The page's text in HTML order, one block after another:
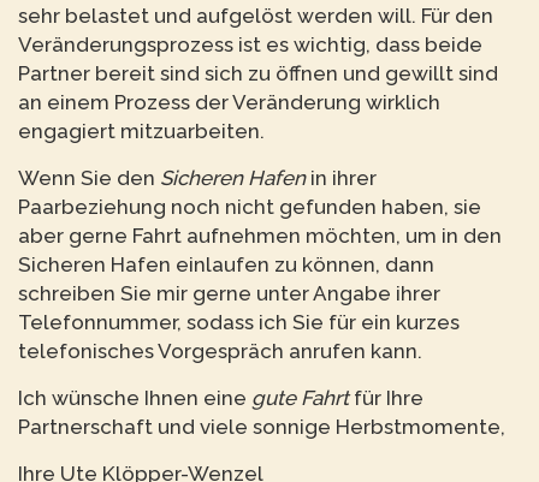
sehr belastet und aufgelöst werden will. Für den
Veränderungsprozess ist es wichtig, dass beide
Partner bereit sind sich zu öffnen und gewillt sind
an einem Prozess der Veränderung wirklich
engagiert mitzuarbeiten.
Wenn Sie den Sicheren Hafenin ihrer
Paarbeziehung noch nicht gefunden haben, sie
aber gerne Fahrt aufnehmen möchten, um in den
Sicheren Hafen einlaufen zu können, dann
schreiben Sie mir gerne unter Angabe ihrer
Telefonnummer, sodass ich Sie für ein kurzes
telefonisches Vorgespräch anrufen kann.
Ich wünsche Ihnen eine gute Fahrtfür Ihre
Partnerschaft und viele sonnige Herbstmomente,
Ihre Ute Klöpper-Wenzel